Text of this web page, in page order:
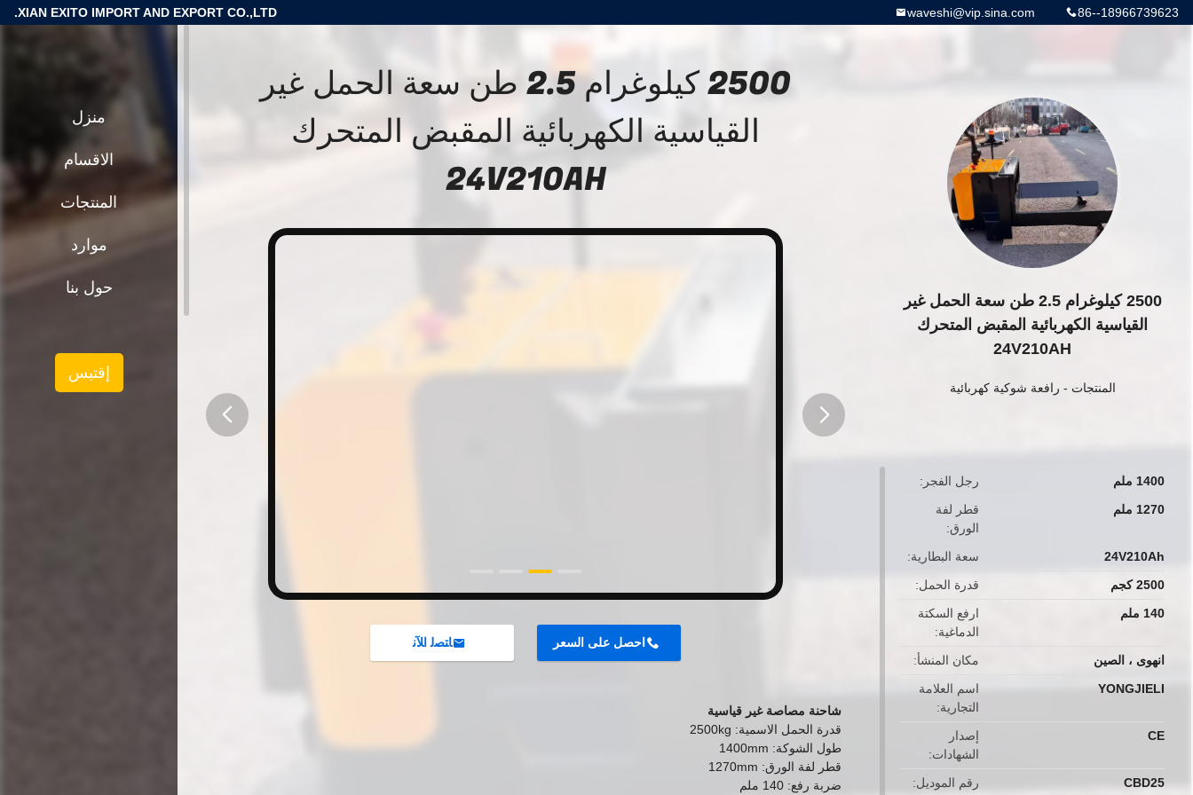
XIAN EXITO IMPORT AND EXPORT CO.,LTD. 86--18966739623
waveshi@vip.sina.com
2500 كيلوغرام 2.5 طن سعة الحمل غير
القياسية الكهربائية المقبض المتحرك
24V210AH
المنتجات - رافعة شوكية كهربائية
رجل الفجر
1400 ملم
قطر لفة
الورق
1270 ملم
سعة البطارية
24V210Ah
قدرة الحمل
2500 كجم
ارفع السكتة
الدماغية
140 ملم
مكان المنشأ
انهوى ، الصين
اسم العلامة
التجارية
YONGJIELI
إصدار
الشهادات
CE
رقم الموديل CBD25
2500 كيلوغرام 2.5 طن سعة الحمل غير
القياسية الكهربائية المقبض المتحرك
24V210AH
احصل على السعر ﺎﺘﺼﻟ ﺍﻶﻧ
شاحنة مصاصة غير قياسية
قدرة الحمل الاسمية: 2500kg
طول الشوكة: 1400mm
قطر لفة الورق: 1270mm
ضربة رفع: 140 ملم
منزل
الاقسام
المنتجات
موارد
حول بنا
إقتبس